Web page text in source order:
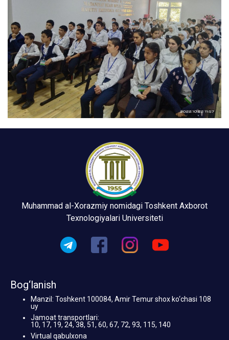
Muhammad al-Xorazmiy nomidagi Toshkent Axborot
Texnologiyalari Universiteti
Bog‘lanish
Manzil: Toshkent 100084, Amir Temur shox ko‘chasi 108
uy
Jamoat transportlari:
10, 17, 19, 24, 38, 51, 60, 67, 72, 93, 115, 140
Virtual qabulxona